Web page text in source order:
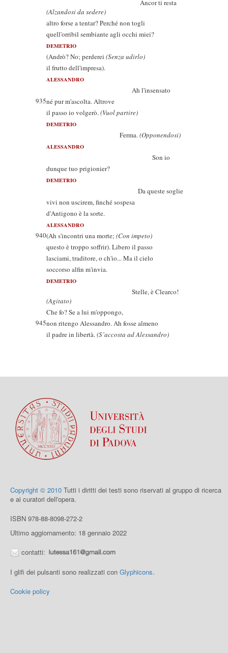
Ancor ti resta
(Alzandosi da sedere)
altro forse a tentar? Perché non togli
quell'orribil sembiante agli occhi miei?
DEMETRIO
(Andrò? No; perderei (Senza udirlo)
il frutto dell'impresa).
ALESSANDRO
Ah l'insensato
935né pur m'ascolta. Altrove
il passo io volgerò.(Vuol partire)
DEMETRIO
Ferma.(Opponendosi)
ALESSANDRO
Son io
dunque tuo prigionier?
DEMETRIO
Da queste soglie
vivi non uscirem, finché sospesa
d'Antigono è la sorte.
ALESSANDRO
940(Ah s'incontri una morte; (Con impeto)
questo è troppo soffrir). Libero il passo
lasciami, traditore, o ch'io... Ma il cielo
soccorso alfin m'invia.
DEMETRIO
Stelle, è Clearco!
(Agitato)
Che fo? Se a lui m'oppongo,
945non ritengo Alessandro. Ah fosse almeno
il padre in libertà.(S’accosta ad Alessandro)
Copyright © 2010 Tutti i diritti dei testi sono riservati al gruppo di ricerca
e ai curatori dell'opera.
ISBN 978-88-8098-272-2
Ultimo aggiornamento: 18 gennaio 2022
contatti:
I glifi dei pulsanti sono realizzati con Glyphicons.
Cookie policy